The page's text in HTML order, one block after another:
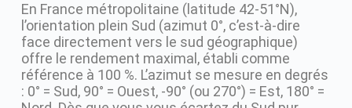
En France métropolitaine (latitude 42-51°N),
l’orientation plein Sud (azimut 0°, c’est-à-dire
face directement vers le sud géographique)
offre le rendement maximal, établi comme
référence à 100 %. L’azimut se mesure en degrés
: 0° = Sud, 90° = Ouest, -90° (ou 270°) = Est, 180° =